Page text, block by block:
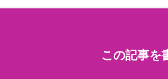
この記事を